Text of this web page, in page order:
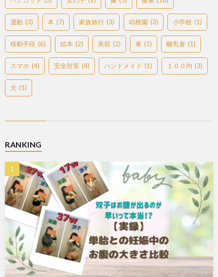
運動 (3) 本 (7) 家族旅行 (3) 幼稚園 (3) 小学校 (1)
移動手段 (6) 絵本 (2) 美容 (2) 車 (1) 離乳食 (1)
スマホ (4) 安全対策 (4) ハンドメイド (1) １００均 (3)
犬 (1)
RANKING